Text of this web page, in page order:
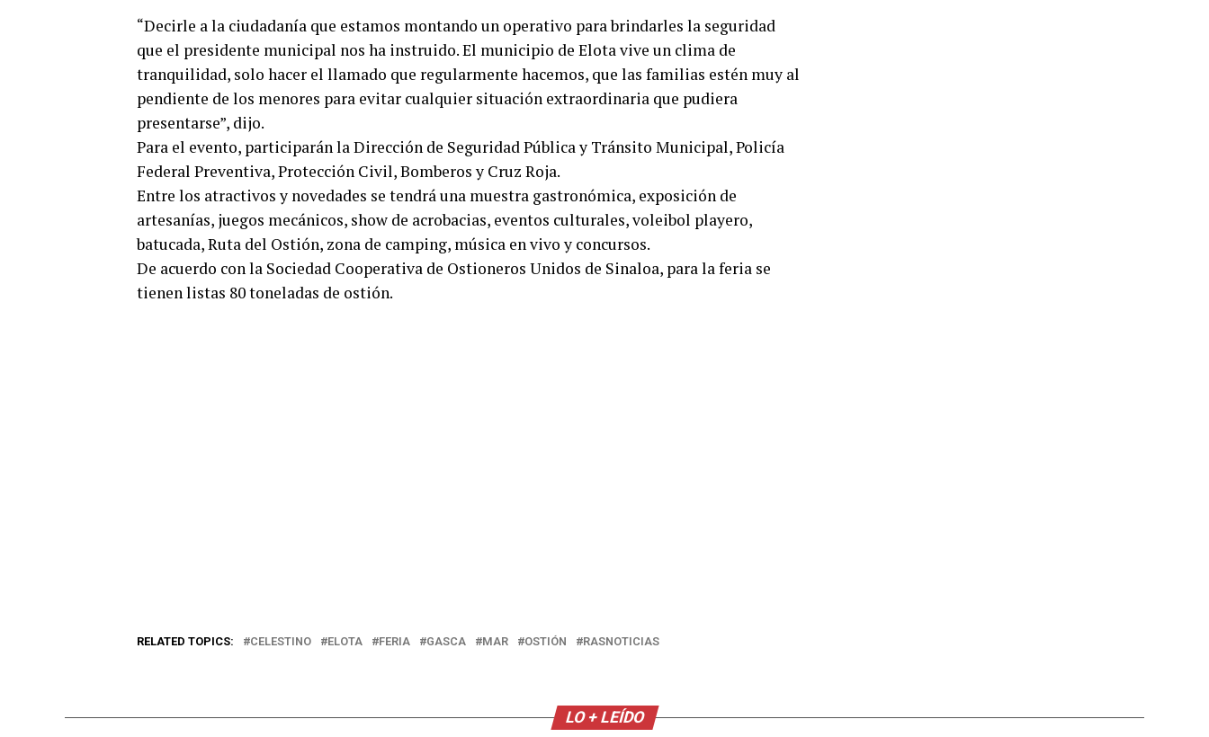
“Decirle a la ciudadanía que estamos montando un operativo para brindarles la seguridad
que el presidente municipal nos ha instruido. El municipio de Elota vive un clima de
tranquilidad, solo hacer el llamado que regularmente hacemos, que las familias estén muy al
pendiente de los menores para evitar cualquier situación extraordinaria que pudiera
presentarse”, dijo.
Para el evento, participarán la Dirección de Seguridad Pública y Tránsito Municipal, Policía
Federal Preventiva, Protección Civil, Bomberos y Cruz Roja.
Entre los atractivos y novedades se tendrá una muestra gastronómica, exposición de
artesanías, juegos mecánicos, show de acrobacias, eventos culturales, voleibol playero,
batucada, Ruta del Ostión, zona de camping, música en vivo y concursos.
De acuerdo con la Sociedad Cooperativa de Ostioneros Unidos de Sinaloa, para la feria se
tienen listas 80 toneladas de ostión.
RELATED TOPICS: CELESTINO ELOTA FERIA GASCA MAR OSTIÓN RASNOTICIAS
LO + LEÍDO